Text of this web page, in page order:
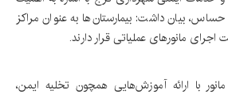
بیان داشت: بیمارستان‌ها به‌ عنوان مراکز
اجرای مانورهای عملیاتی قرار دارند.
با ارائه آموزش‌هایی همچون تخلیه ایمن،